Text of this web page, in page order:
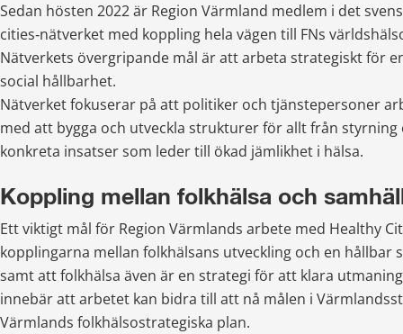
Sedan hösten 2022 är Region Värmland medlem i det
cities‑nätverket med koppling hela vägen till FNs
Nätverkets övergripande mål är att arbeta strategiskt för
social hållbarhet.
Nätverket fokuserar på att politiker och tjänstepersoner
med att bygga och utveckla strukturer för allt från styrning
konkreta insatser som leder till ökad jämlikhet i hälsa.
Koppling mellan folkhälsa och
Ett viktigt mål för Region Värmlands arbete med Healthy
kopplingarna mellan folkhälsans utveckling och en hållbar
samt att folkhälsa även är en strategi för att klara
innebär att arbetet kan bidra till att nå målen i
Värmlands folkhälsostrategiska plan.